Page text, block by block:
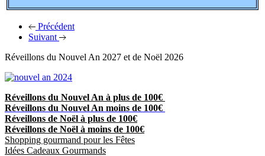
Précédent
Suivant
Réveillons du Nouvel An 2027 et de Noël 2026
Réveillons du Nouvel An à plus de 100€
Réveillons du Nouvel An moins de 100€
Réveillons de Noël à plus de 100€
Réveillons de Noël à moins de 100€
Shopping gourmand pour les Fêtes
Idées Cadeaux Gourmands